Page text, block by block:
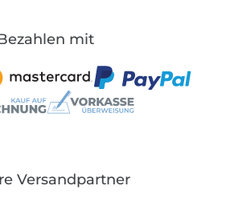
mit
Versandpartner